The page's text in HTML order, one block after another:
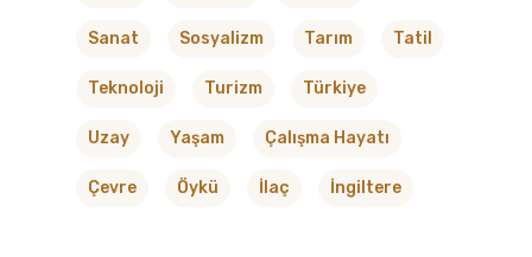
Sanat Sosyalizm Tarım Tatil
Teknoloji Turizm Türkiye
Uzay Yaşam Çalışma Hayatı
Çevre Öykü İlaç İngiltere